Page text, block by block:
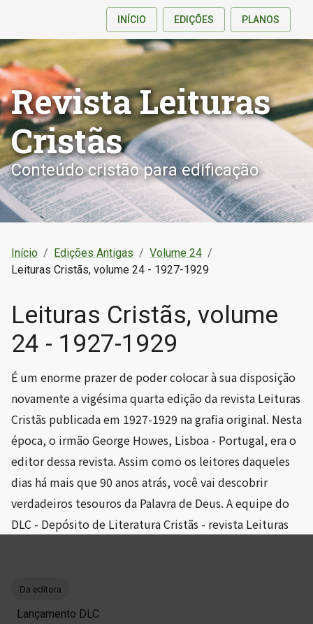
INÍCIO EDIÇÕES PLANOS
Revista Leituras
Cristãs
Conteúdo cristão para edificação
Início / Edições Antigas / Volume 24 /
Leituras Cristãs, volume 24 - 1927-1929
Leituras Cristãs, volume
24 - 1927-1929
É um enorme prazer de poder colocar à sua disposição
novamente a vigésima quarta edição da revista Leituras
Cristãs publicada em 1927-1929 na grafia original. Nesta
época, o irmão George Howes, Lisboa - Portugal, era o
editor dessa revista. Assim como os leitores daqueles
dias há mais que 90 anos atrás, você vai descobrir
verdadeiros tesouros da Palavra de Deus. A equipe do
DLC - Depósito de Literatura Cristãs - revista Leituras
Da editora
Lançamento DLC